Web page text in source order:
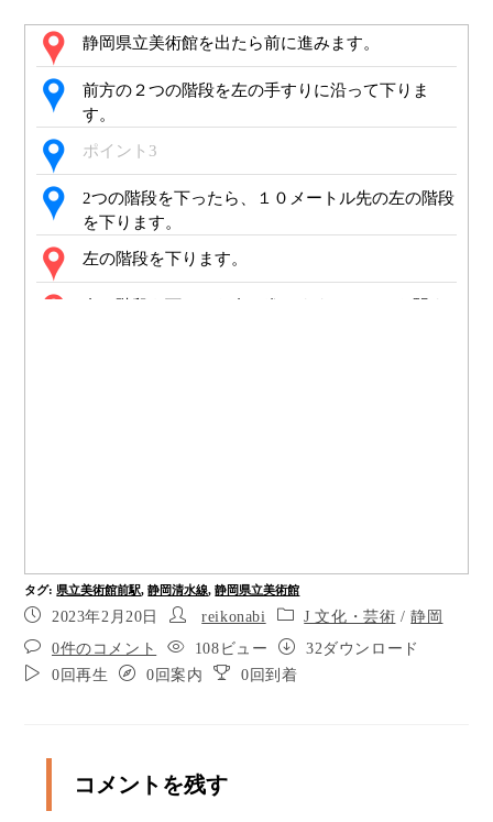
静岡県立美術館を出たら前に進みます。
前方の２つの階段を左の手すりに沿って下りま
す。
ポイント3
2つの階段を下ったら、１０メートル先の左の階段
を下ります。
左の階段を下ります。
ポイント13
ポイント16
タグ: 県立美術館前駅, 静岡清水線, 静岡県立美術館
2023年2月20日 reikonabi J 文化・芸術 /静岡
0件のコメント
108ビュー
32ダウンロード
0回再生
0回案内 0回到着
コメントを残す